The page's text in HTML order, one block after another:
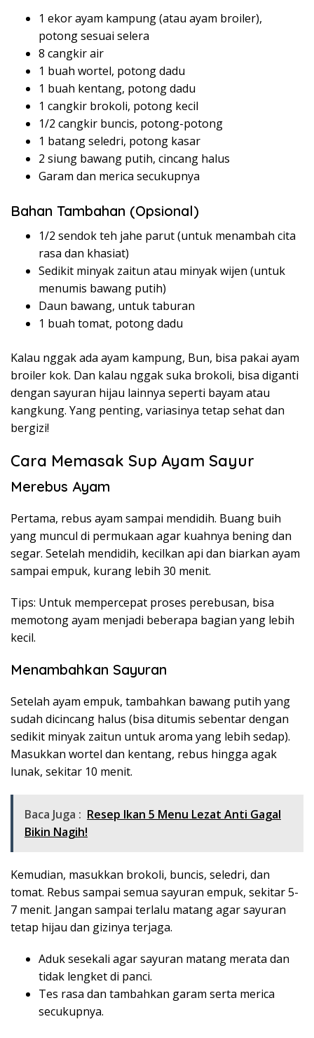
1 ekor ayam kampung (atau ayam broiler),
potong sesuai selera
8 cangkir air
1 buah wortel, potong dadu
1 buah kentang, potong dadu
1 cangkir brokoli, potong kecil
1/2 cangkir buncis, potong-potong
1 batang seledri, potong kasar
2 siung bawang putih, cincang halus
Garam dan merica secukupnya
Bahan Tambahan (Opsional)
1/2 sendok teh jahe parut (untuk menambah cita
rasa dan khasiat)
Sedikit minyak zaitun atau minyak wijen (untuk
menumis bawang putih)
Daun bawang, untuk taburan
1 buah tomat, potong dadu
Kalau nggak ada ayam kampung, Bun, bisa pakai ayam
broiler kok. Dan kalau nggak suka brokoli, bisa diganti
dengan sayuran hijau lainnya seperti bayam atau
kangkung. Yang penting, variasinya tetap sehat dan
bergizi!
Cara Memasak Sup Ayam Sayur
Merebus Ayam
Pertama, rebus ayam sampai mendidih. Buang buih
yang muncul di permukaan agar kuahnya bening dan
segar. Setelah mendidih, kecilkan api dan biarkan ayam
sampai empuk, kurang lebih 30 menit.
Tips: Untuk mempercepat proses perebusan, bisa
memotong ayam menjadi beberapa bagian yang lebih
kecil.
Menambahkan Sayuran
Setelah ayam empuk, tambahkan bawang putih yang
sudah dicincang halus (bisa ditumis sebentar dengan
sedikit minyak zaitun untuk aroma yang lebih sedap).
Masukkan wortel dan kentang, rebus hingga agak
lunak, sekitar 10 menit.
Baca Juga : Resep Ikan 5 Menu Lezat Anti Gagal
Bikin Nagih!
Kemudian, masukkan brokoli, buncis, seledri, dan
tomat. Rebus sampai semua sayuran empuk, sekitar 5-
7 menit. Jangan sampai terlalu matang agar sayuran
tetap hijau dan gizinya terjaga.
Aduk sesekali agar sayuran matang merata dan
tidak lengket di panci.
Tes rasa dan tambahkan garam serta merica
secukupnya.